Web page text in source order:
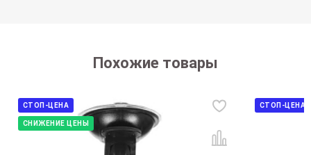
Похожие товары
СТОП-ЦЕНА
СНИЖЕНИЕ ЦЕНЫ
СТОП-ЦЕНА